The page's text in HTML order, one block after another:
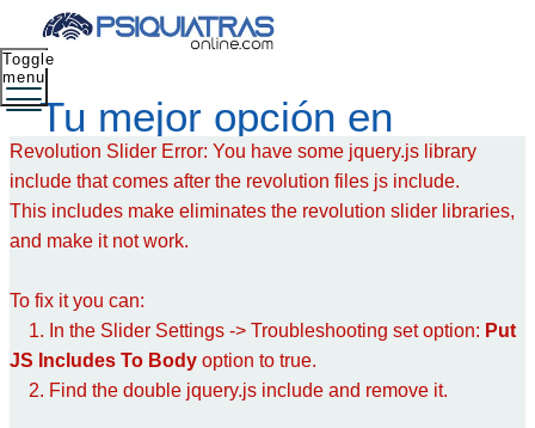
Tu mejor opción en
salud mental
Toggle
menu
Revolution Slider Error: You have some jquery.js library
include that comes after the revolution files js include.
This includes make eliminates the revolution slider libraries,
and make it not work.
To fix it you can:
1. In the Slider Settings -> Troubleshooting set option: Put
JS Includes To Body option to true.
2. Find the double jquery.js include and remove it.